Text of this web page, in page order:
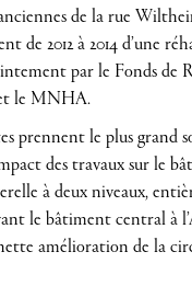
de la rue
de 2012 à 2014 d’une
par le Fonds de
le MNHA.
prennent le plus grand
des travaux sur le
à deux niveaux,
le bâtiment central à
amélioration de la